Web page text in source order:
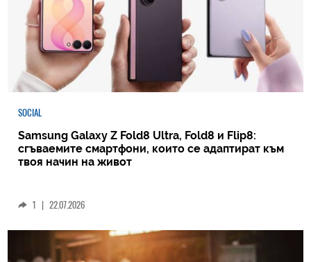
SOCIAL
Samsung Galaxy Z Fold8 Ultra, Fold8 и Flip8:
сгъваемите смартфони, които се адаптират към
твоя начин на живот
1 22.07.2026